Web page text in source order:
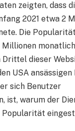
zeigten, dass
2021 etwa 2
Die
Drittel dieser
USA ansässigen
sich Benutzer
ist, warum der
Popularität